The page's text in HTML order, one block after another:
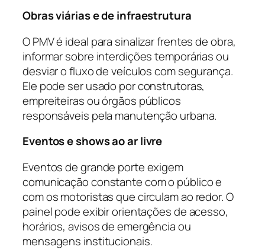
Obras viárias e de infraestrutura
O PMV é ideal para sinalizar frentes de obra,
informar sobre interdições temporárias ou
desviar o fluxo de veículos com segurança.
Ele pode ser usado por construtoras,
empreiteiras ou órgãos públicos
responsáveis pela manutenção urbana.
Eventos e shows ao ar livre
Eventos de grande porte exigem
comunicação constante com o público e
com os motoristas que circulam ao redor. O
painel pode exibir orientações de acesso,
horários, avisos de emergência ou
mensagens institucionais.